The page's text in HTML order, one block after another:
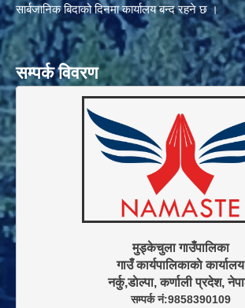
सार्बजानिक बिदाको दिनमा कार्यालय बन्द रहने छ ।
सम्पर्क विवरण
मुड्केचुला गाउँपालिका
गाउँ कार्यपालिकाकाे कार्यालय
सम्पर्क नं:9858390109